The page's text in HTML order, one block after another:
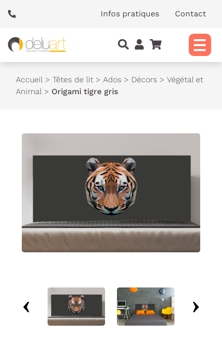
Infos pratiques Contact
Accueil > Têtes de lit > Ados > Décors > Végétal et
Animal > Origami tigre gris